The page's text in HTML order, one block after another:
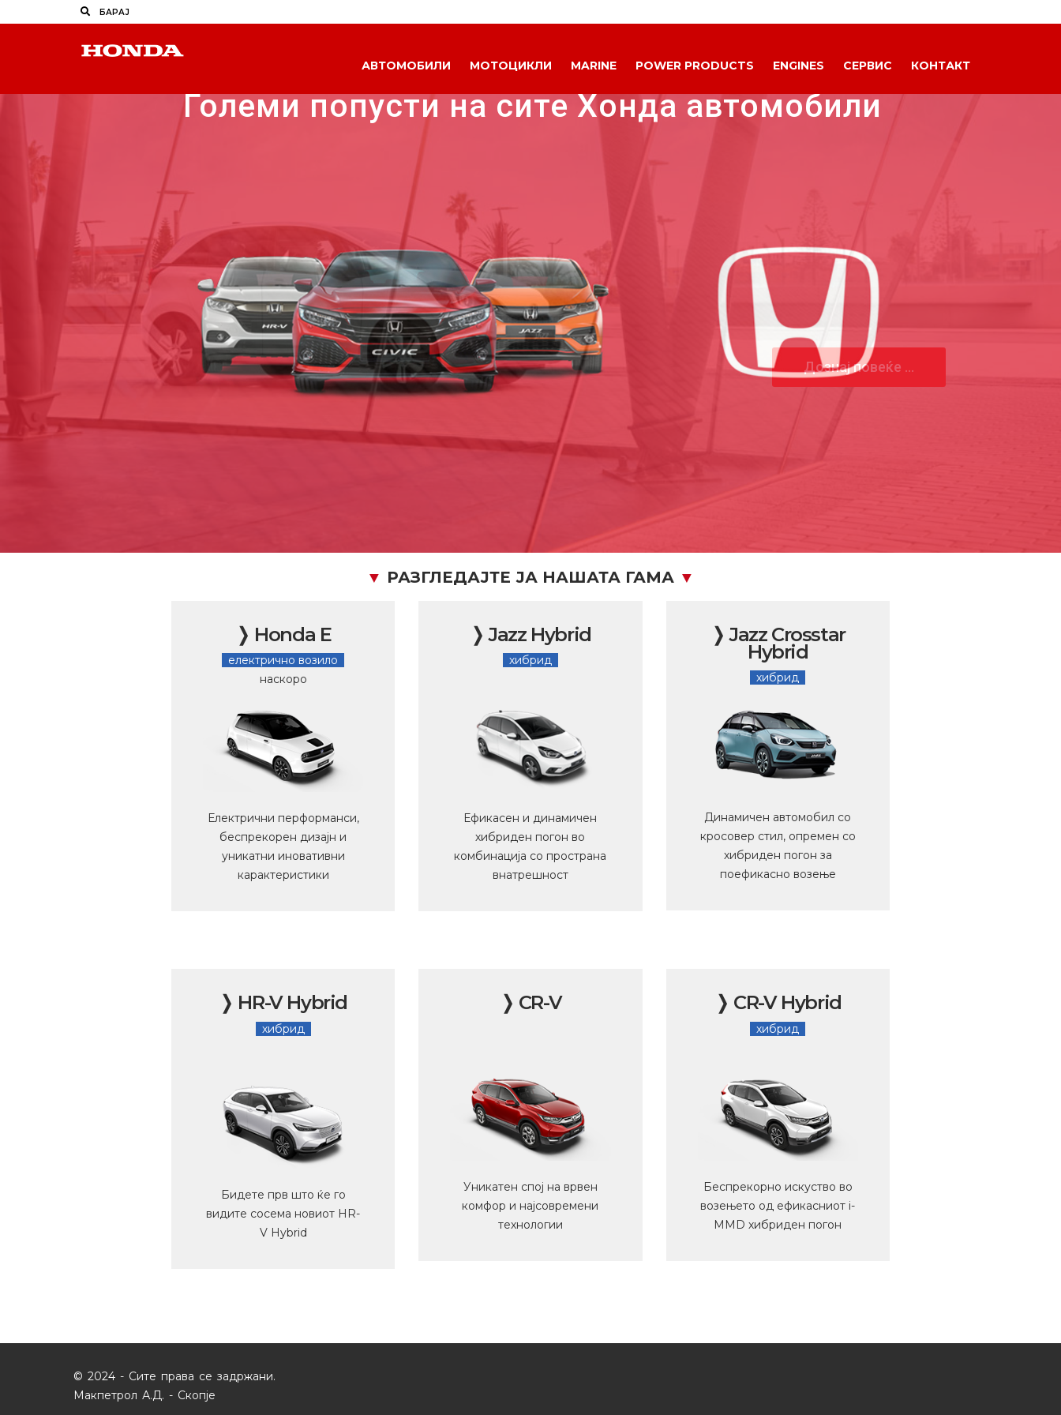
АВТОМОБИЛИ МОТОЦИКЛИ MARINE POWER PRODUCTS ENGINES СЕРВИС КОНТАКТ
Големи попусти на сите Хонда автомобили
▼ РАЗГЛЕДАЈТЕ ЈА НАШАТА ГАМА ▼
❭ Honda E
електрично возило
наскоро
Електрични перформанси,
беспрекорен дизајн и
уникатни иновативни
карактеристики
❭ Jazz Hybrid
хибрид
Ефикасен и динамичен
хибриден погон во
комбинација со пространа
внатрешност
❭ Jazz Crosstar
Hybrid
хибрид
Динамичен автомобил со
кросовер стил, опремен со
хибриден погон за
поефикасно возење
❭ HR-V Hybrid
хибрид
Бидете прв што ќе го
видите сосема новиот HR-
V Hybrid
❭ CR-V
Уникатен спој на врвен
комфор и најсовремени
технологии
❭ CR-V Hybrid
хибрид
Беспрекорно искуство во
возењето од ефикасниот i-
MMD хибриден погон
© 2024 - Сите права се задржани.
Макпетрол А.Д. - Скопје